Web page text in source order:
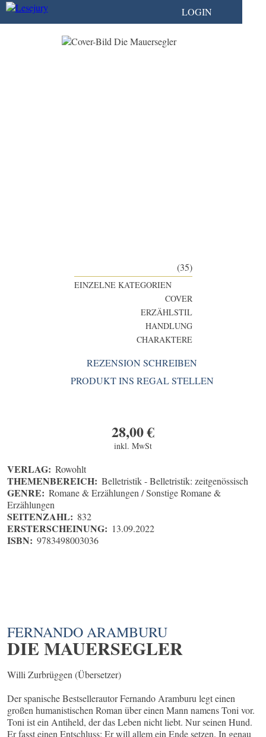
LOGIN
(35)
EINZELNE KATEGORIEN
COVER
ERZÄHLSTIL
HANDLUNG
CHARAKTERE
REZENSION SCHREIBEN
PRODUKT INS REGAL STELLEN
28,00€
inkl. MwSt
VERLAG: Rowohlt
THEMENBEREICH: Belletristik - Belletristik: zeitgenössisch
GENRE: Romane & Erzählungen / Sonstige Romane &
Erzählungen
SEITENZAHL: 832
ERSTERSCHEINUNG: 13.09.2022
ISBN: 9783498003036
FERNANDO ARAMBURU
DIE MAUERSEGLER
Willi Zurbrüggen (Übersetzer)
Der spanische Bestsellerautor Fernando Aramburu legt einen
großen humanistischen Roman über einen Mann namens Toni vor.
Toni ist ein Antiheld, der das Leben nicht liebt. Nur seinen Hund.
Er fasst einen Entschluss: Er will allem ein Ende setzen. In genau